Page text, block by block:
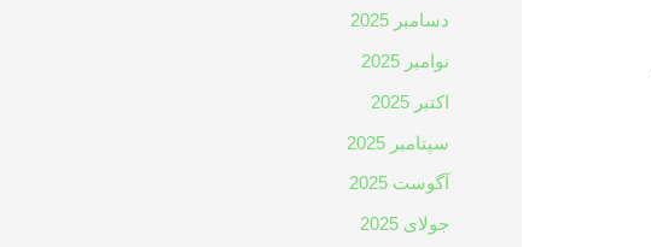
دسامبر 2025
نوامبر 2025
اکتبر 2025
سپتامبر 2025
آگوست 2025
جولای 2025